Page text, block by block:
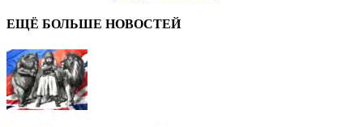
ЕЩЁ БОЛЬШЕ НОВОСТЕЙ